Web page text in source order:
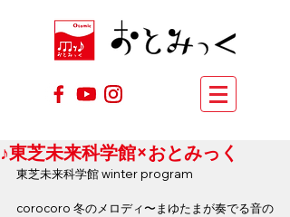
♪東芝未来科学館×おとみっく
東芝未来科学館 winter program
corocoro 冬のメロディ〜まゆたまが奏でる音の